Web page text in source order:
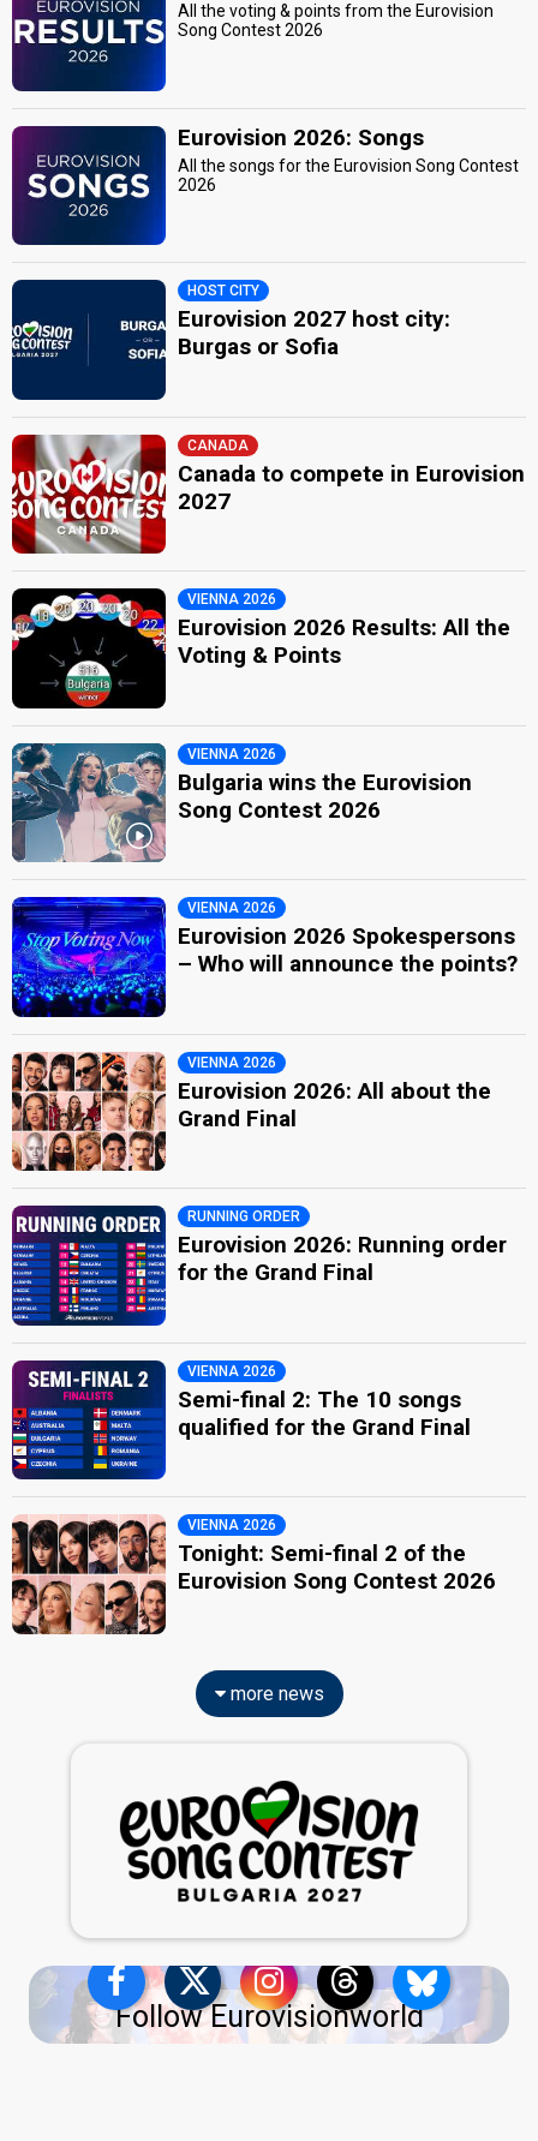
All the voting & points from the Eurovision
Song Contest 2026
Eurovision 2026: Songs
All the songs for the Eurovision Song Contest
2026
HOST CITY
Eurovision 2027 host city:
Burgas or Sofia
CANADA
Canada to compete in Eurovision
2027
VIENNA 2026
Eurovision 2026 Results: All the
Voting & Points
VIENNA 2026
Bulgaria wins the Eurovision
Song Contest 2026
VIENNA 2026
Eurovision 2026 Spokespersons
– Who will announce the points?
VIENNA 2026
Eurovision 2026: All about the
Grand Final
RUNNING ORDER
Eurovision 2026: Running order
for the Grand Final
VIENNA 2026
Semi-final 2: The 10 songs
qualified for the Grand Final
VIENNA 2026
Tonight: Semi-final 2 of the
Eurovision Song Contest 2026
more news
Follow Eurovisionworld